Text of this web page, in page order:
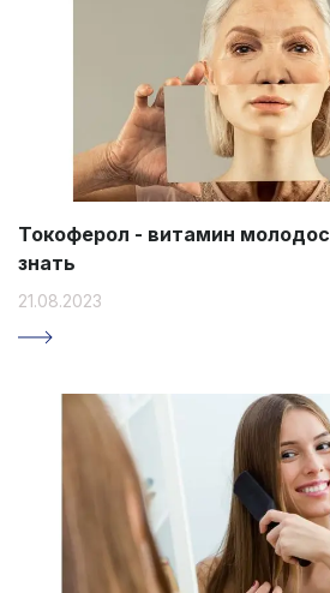
Токоферол - витамин
знать
21.08.2023